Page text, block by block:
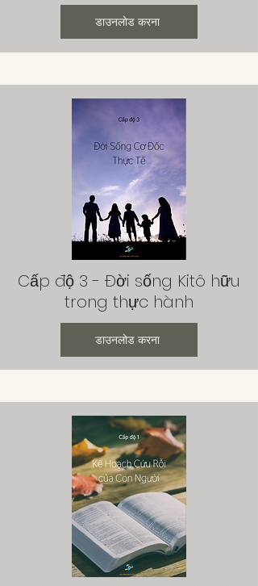
डाउनलोड करना
Cấp độ 3 - Đời sống Kitô hữu
trong thực hành
डाउनलोड करना